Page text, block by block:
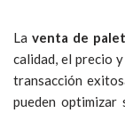
Laventa de
calidad, el precio
transacción
pueden